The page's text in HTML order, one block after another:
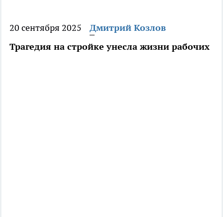
20 сентября 2025
Дмитрий Козлов
Трагедия на стройке унесла жизни рабочих